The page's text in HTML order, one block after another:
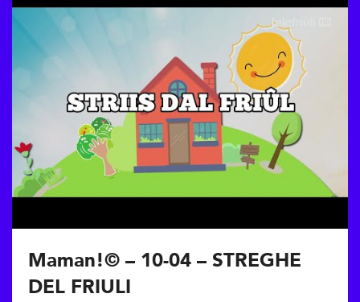
Maman!© – 10-04 – STREGHE
DEL FRIULI